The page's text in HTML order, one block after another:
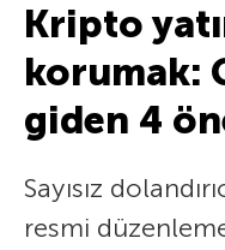
Kripto
korumak:
giden 4
Sayısız
resmi